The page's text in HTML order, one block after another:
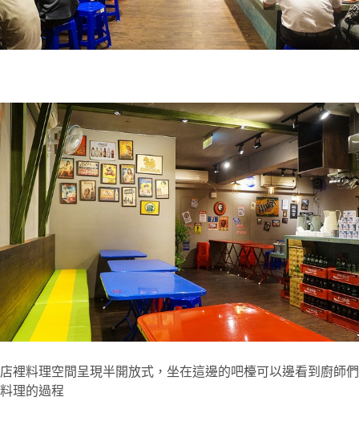
店裡料理空間呈現半開放式，坐在這邊的吧檯可以邊看到廚師們
料理的過程